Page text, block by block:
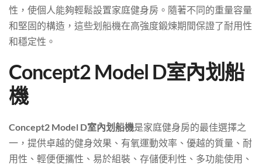
性，使個人能夠輕鬆設置家庭健身房。隨著不同的重量容量
和堅固的構造，這些划船機在高強度鍛煉期間保證了耐用性
和穩定性。
Concept2 Model D室內划船
機
Concept2 Model D室內划船機是家庭健身房的最佳選擇之
一，提供卓越的健身效果、有氧運動效率、優越的質量、耐
用性、輕便便攜性、易於組裝、存儲便利性、多功能使用、